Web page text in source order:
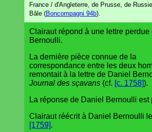
France / d'Angleterre, de Prusse, de
Bâle (Boncompagni 94b).
Clairaut répond à une lettre perdue
Bernoulli.
La dernière pièce connue de la
correspondance entre les deux
remontait à la lettre de Daniel
Journal des sçavans (cf. [c. 1758]).
La réponse de Daniel Bernoulli est
Clairaut réécrit à Daniel Bernoulli le
[1759].